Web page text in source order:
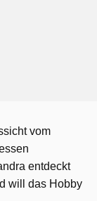
vom
entdeckt
will das Hobby